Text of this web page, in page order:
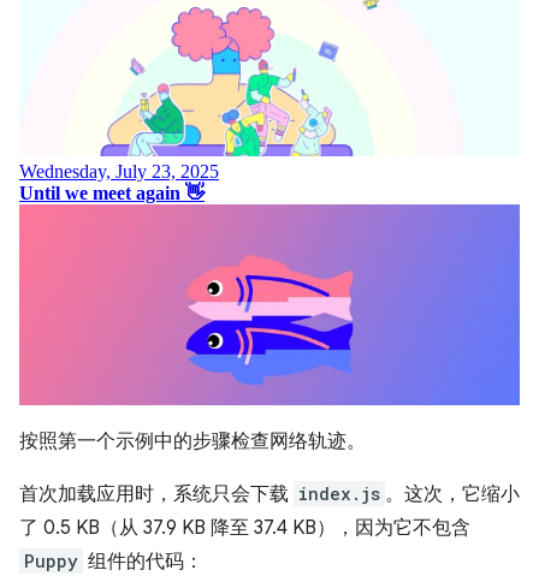
按照第一个示例中的步骤检查网络轨迹。
首次加载应用时，系统只会下载 index.js 。这次，它缩小
了 0.5 KB（从 37.9 KB 降至 37.4 KB），因为它不包含
Puppy 组件的代码：